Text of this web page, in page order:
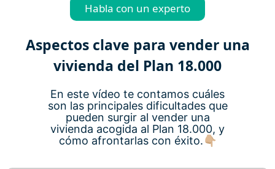
Habla con un experto
Aspectos clave para vender una
vivienda del Plan 18.000
En este vídeo te contamos cuáles
son las principales dificultades que
pueden surgir al vender una
vivienda acogida al Plan 18.000, y
cómo afrontarlas con éxito.👇🏼